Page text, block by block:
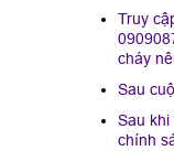
Truy
cháy
Sau
Sau
chính